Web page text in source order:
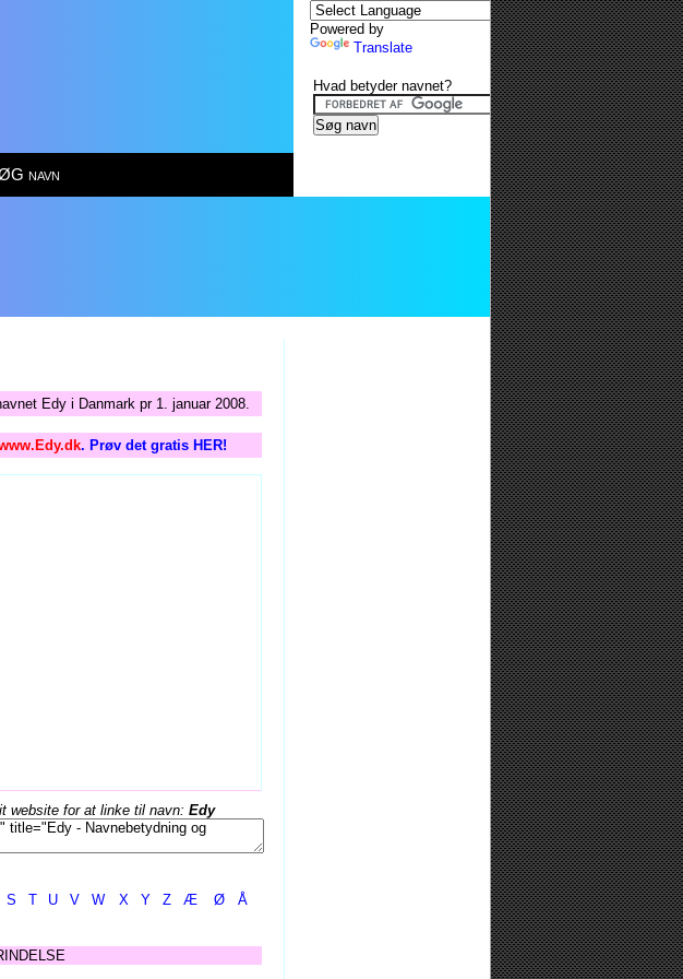
navn
Edy i Danmark pr 1. januar 2008.
. Prøv det gratis HER!
website for at linke til navn: Edy
S T U V W X Y Z Æ Ø Å
Powered by
Translate
Hvad betyder navnet?